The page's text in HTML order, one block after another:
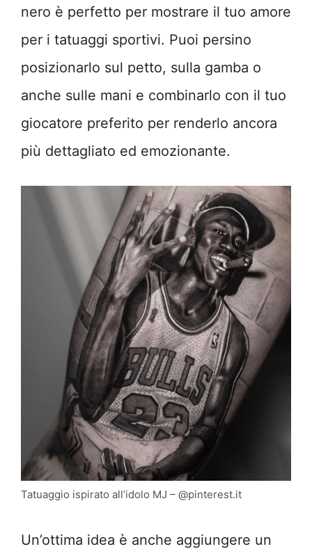
nero è perfetto per mostrare il tuo amore
per i tatuaggi sportivi. Puoi persino
posizionarlo sul petto, sulla gamba o
anche sulle mani e combinarlo con il tuo
giocatore preferito per renderlo ancora
più dettagliato ed emozionante.
Tatuaggio ispirato all’idolo MJ – @pinterest.it
Un’ottima idea è anche aggiungere un